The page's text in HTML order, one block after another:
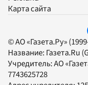
Карта сайта
© АО «Газета.Ру»
Название: Газета.Ru
Учредитель:АО
7743625728